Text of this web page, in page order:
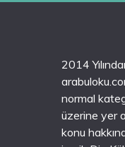
2014
normal
üzerine yer
konu